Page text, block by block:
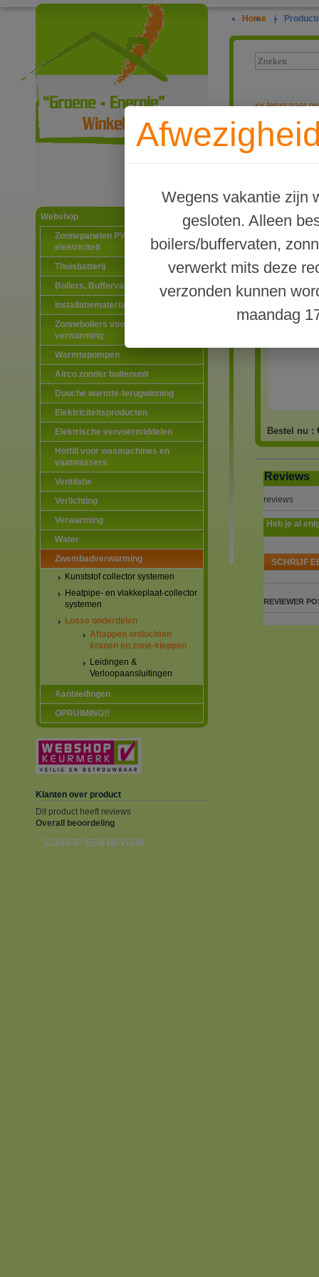
Webshop
Zonnepanelen PV-systemen
elektriciteit
Thuisbatterij
Boilers, Buffervaten en toebehoren
Installatiematerialen
Zonneboilers voor warmtapwater en
verwarming
Warmtepompen
Airco zonder buitenunit
Douche warmte-terugwinning
Elektriciteitsproducten
Elektrische vervoermiddelen
Hotfill voor wasmachines en
vaatwassers
Ventilatie
Verlichting
Verwarming
Water
Zwembadverwarming
Kunststof collector systemen
Heatpipe- en vlakkeplaat-collector
systemen
Losse onderdelen
Aftappen ontluchten
kranen en zone-kleppen
Leidingen &
Verloopaansluitingen
Aanbiedingen
OPRUIMING!!
Klanten over product
Dit product heeft reviews
Overall beoordeling
SCHRIJF EEN REVIEW
Home |
Wegens vakantie zijn
gesloten. Alleen
boilers/buffervaten,
verwerkt mits deze
verzonden kunnen
maandag
<<terug naar
Elektrische
Bestel nu :
Reviews
reviews
Heb je al
SCHRIJF
REVIEWER